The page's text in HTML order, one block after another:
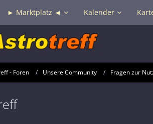
► Marktplatz ◄ Kalender
- Foren Unsere Community Fragen zur